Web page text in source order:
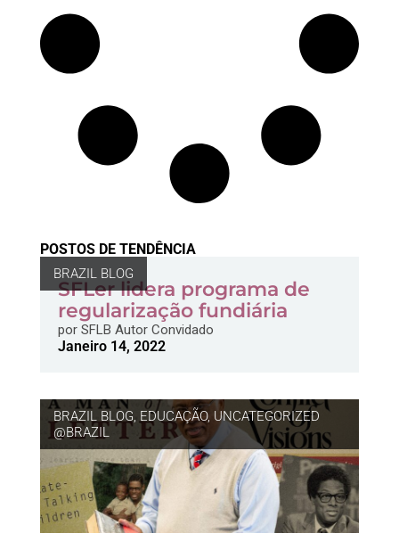
POSTOS DE TENDÊNCIA
BRAZIL BLOG
SFLer lidera programa de
regularização fundiária
porSFLB Autor Convidado
Janeiro 14, 2022
BRAZIL BLOG, EDUCAÇÃO, UNCATEGORIZED
@BRAZIL